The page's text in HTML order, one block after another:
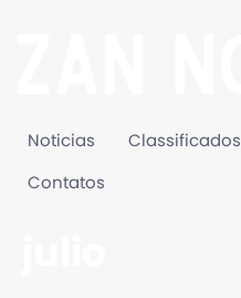
Noticias Classificados
Contatos